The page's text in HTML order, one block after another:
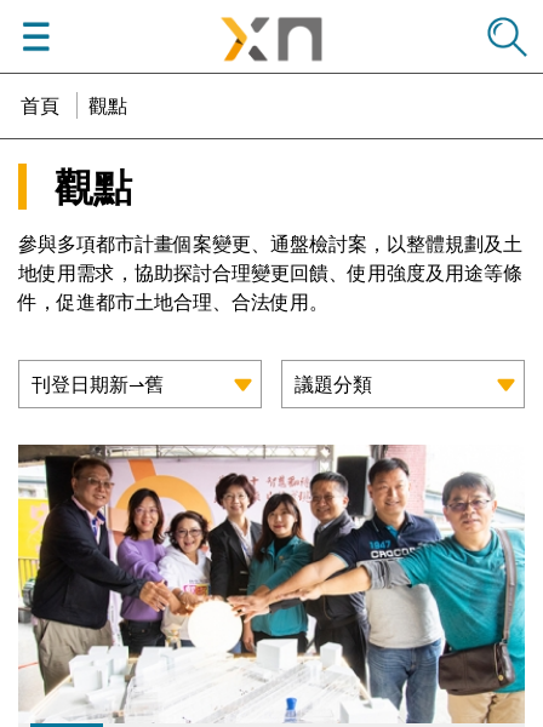
首頁 觀點
觀點
參與多項都市計畫個案變更、通盤檢討案，以整體規劃及土
地使用需求，協助探討合理變更回饋、使用強度及用途等條
件，促進都市土地合理、合法使用。
刊登日期新⇀舊 議題分類